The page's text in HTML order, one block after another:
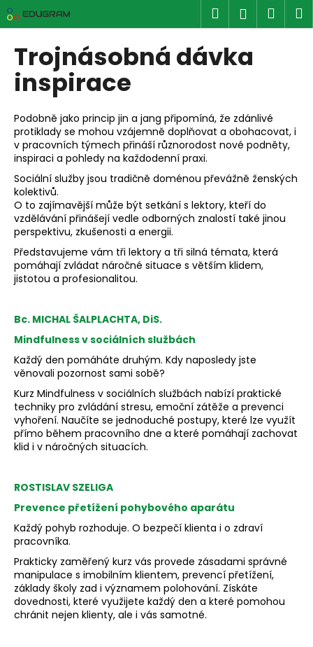
Přejít
na
obsah
Hledat
Trojnásobná dávka
inspirace
Podobně jako princip jin a jang připomíná, že zdánlivé
protiklady se mohou vzájemně doplňovat a obohacovat, i
v pracovních týmech přináší různorodost nové podněty,
inspiraci a pohledy na každodenní praxi.
Sociální služby jsou tradičně doménou převážně ženských
kolektivů.
O to zajímavější může být setkání s lektory, kteří do
vzdělávání přinášejí vedle odborných znalostí také jinou
perspektivu, zkušenosti a energii.
Představujeme vám tři lektory a tři silná témata, která
pomáhají zvládat náročné situace s větším klidem,
jistotou a profesionalitou.
Bc. MICHAL ŠALPLACHTA, DiS.
Mindfulness v sociálních službách
Každý den pomáháte druhým. Kdy naposledy jste
věnovali pozornost sami sobě?
Kurz Mindfulness v sociálních službách nabízí praktické
techniky pro zvládání stresu, emoční zátěže a prevenci
vyhoření. Naučíte se jednoduché postupy, které lze využít
přímo během pracovního dne a které pomáhají zachovat
klid i v náročných situacích.
ROSTISLAV SZELIGA
Prevence přetížení pohybového aparátu
Každý pohyb rozhoduje. O bezpečí klienta i o zdraví
pracovníka.
Prakticky zaměřený kurz vás provede zásadami správné
manipulace s imobilním klientem, prevencí přetížení,
základy školy zad i významem polohování. Získáte
dovednosti, které využijete každý den a které pomohou
chránit nejen klienty, ale i vás samotné.
K
o
C
o
p
o
t
ř
e
b
u
j
e
t
n
a
j
í
t
?